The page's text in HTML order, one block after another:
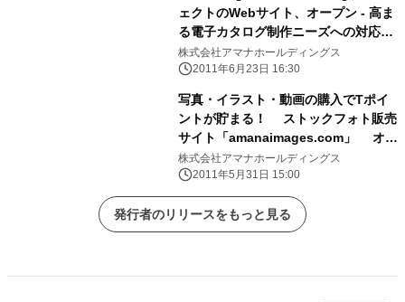
ェクトのWebサイト、オープン - 高ま
る電子カタログ制作ニーズへの対応強
化 - http://dp.amana.jp/
株式会社アマナホールディングス
2011年6月23日 16:30
写真・イラスト・動画の購入でTポイ
ントが貯まる！ ストックフォト販売
サイト「amanaimages.com」 オン
ライン購入での優待サービスを7月1日
より開始
株式会社アマナホールディングス
2011年5月31日 15:00
発行者のリリースをもっと見る